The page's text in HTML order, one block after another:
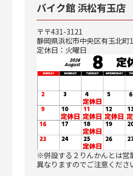
バイク館 浜松有玉店
〒〒431-3121
静岡県浜松市中央区有玉北町
定休日：火曜日
※併設する２りんかんとは営
異なりますのでご注意くださ